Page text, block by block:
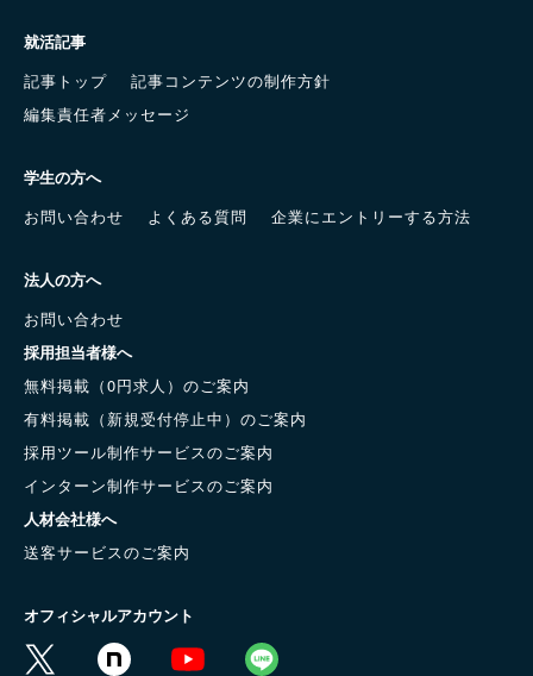
就活記事
記事トップ
記事コンテンツの制作方針
編集責任者メッセージ
学生の方へ
お問い合わせ
よくある質問 企業にエントリーする方法
法人の方へ
お問い合わせ
採用担当者様へ
無料掲載（0円求人）のご案内
有料掲載（新規受付停止中）のご案内
採用ツール制作サービスのご案内
インターン制作サービスのご案内
人材会社様へ
送客サービスのご案内
オフィシャルアカウント